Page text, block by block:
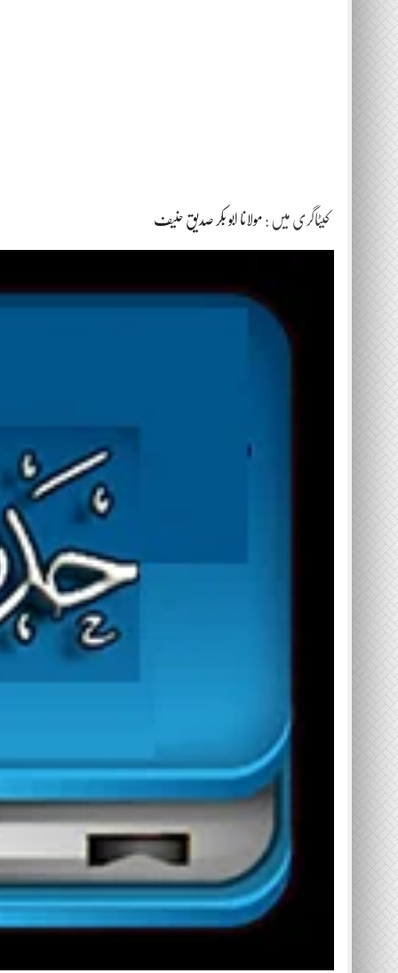
کیٹاگری میں : مولانا ابو بکر صدیق حنیف